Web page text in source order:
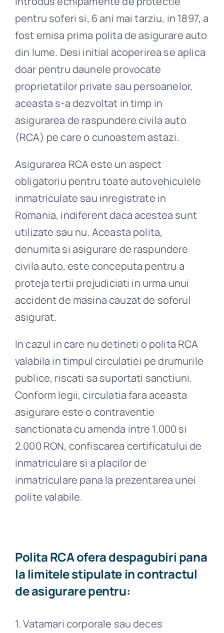
pentru soferi si, 6 ani mai tarziu, in 1897, a
fost emisa prima polita de asigurare auto
din lume. Desi initial acoperirea se aplica
doar pentru daunele provocate
proprietatilor private sau persoanelor,
aceasta s-a dezvoltat in timp in
asigurarea de raspundere civila auto
(RCA) pe care o cunoastem astazi.
Asigurarea RCA este un aspect
obligatoriu pentru toate autovehiculele
inmatriculate sau inregistrate in
Romania, indiferent daca acestea sunt
utilizate sau nu. Aceasta polita,
denumita si asigurare de raspundere
civila auto, este conceputa pentru a
proteja tertii prejudiciati in urma unui
accident de masina cauzat de soferul
asigurat.
In cazul in care nu detineti o polita RCA
valabila in timpul circulatiei pe drumurile
publice, riscati sa suportati sanctiuni.
Conform legii, circulatia fara aceasta
asigurare este o contraventie
sanctionata cu amenda intre 1.000 si
2.000 RON, confiscarea certificatului de
inmatriculare si a placilor de
inmatriculare pana la prezentarea unei
polite valabile.
Polita RCA ofera despagubiri pana
la limitele stipulate in contractul
de asigurare pentru:
1. Vatamari corporale sau deces